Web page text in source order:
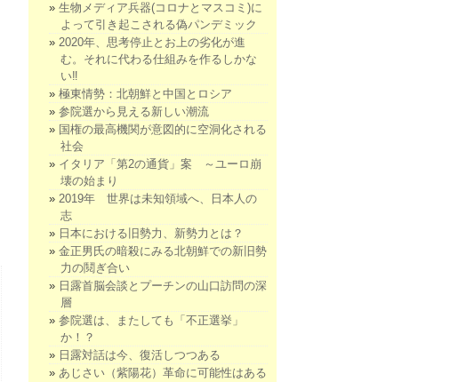
生物メディア兵器(コロナとマスコミ)に
よって引き起こされる偽パンデミック
2020年、思考停止とお上の劣化が進
む。それに代わる仕組みを作るしかな
い‼
極東情勢：北朝鮮と中国とロシア
参院選から見える新しい潮流
国権の最高機関が意図的に空洞化される
社会
イタリア「第2の通貨」案 ～ユーロ崩
壊の始まり
2019年 世界は未知領域へ、日本人の
志
日本における旧勢力、新勢力とは？
金正男氏の暗殺にみる北朝鮮での新旧勢
力の鬩ぎ合い
日露首脳会談とプーチンの山口訪問の深
層
参院選は、またしても「不正選挙」
か！？
日露対話は今、復活しつつある
あじさい（紫陽花）革命に可能性はある